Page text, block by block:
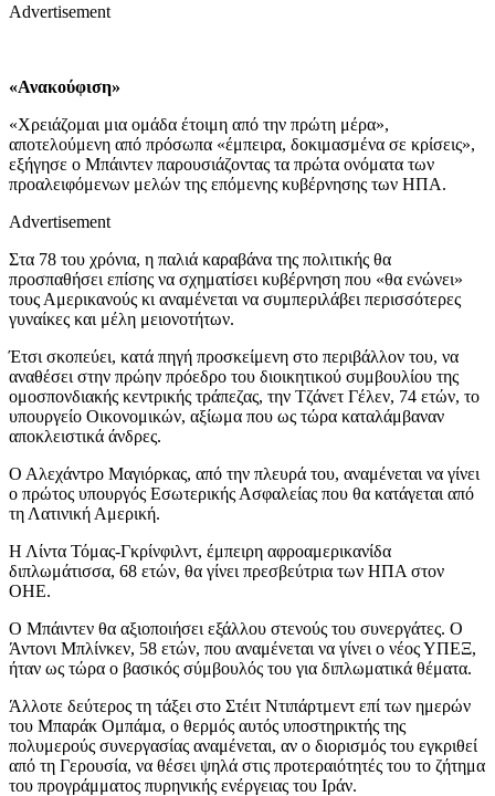
Advertisement
«Ανακούφιση»
«Χρειάζομαι μια ομάδα έτοιμη από την πρώτη μέρα»,
αποτελούμενη από πρόσωπα «έμπειρα, δοκιμασμένα σε κρίσεις»,
εξήγησε ο Μπάιντεν παρουσιάζοντας τα πρώτα ονόματα των
προαλειφόμενων μελών της επόμενης κυβέρνησης των ΗΠΑ.
Advertisement
Στα 78 του χρόνια, η παλιά καραβάνα της πολιτικής θα
προσπαθήσει επίσης να σχηματίσει κυβέρνηση που «θα ενώνει»
τους Αμερικανούς κι αναμένεται να συμπεριλάβει περισσότερες
γυναίκες και μέλη μειονοτήτων.
Έτσι σκοπεύει, κατά πηγή προσκείμενη στο περιβάλλον του, να
αναθέσει στην πρώην πρόεδρο του διοικητικού συμβουλίου της
ομοσπονδιακής κεντρικής τράπεζας, την Τζάνετ Γέλεν, 74 ετών, το
υπουργείο Οικονομικών, αξίωμα που ως τώρα καταλάμβαναν
αποκλειστικά άνδρες.
Ο Αλεχάντρο Μαγιόρκας, από την πλευρά του, αναμένεται να γίνει
ο πρώτος υπουργός Εσωτερικής Ασφαλείας που θα κατάγεται από
τη Λατινική Αμερική.
Η Λίντα Τόμας-Γκρίνφιλντ, έμπειρη αφροαμερικανίδα
διπλωμάτισσα, 68 ετών, θα γίνει πρεσβεύτρια των ΗΠΑ στον
ΟΗΕ.
Ο Μπάιντεν θα αξιοποιήσει εξάλλου στενούς του συνεργάτες. Ο
Άντονι Μπλίνκεν, 58 ετών, που αναμένεται να γίνει ο νέος ΥΠΕΞ,
ήταν ως τώρα ο βασικός σύμβουλός του για διπλωματικά θέματα.
Άλλοτε δεύτερος τη τάξει στο Στέιτ Ντιπάρτμεντ επί των ημερών
του Μπαράκ Ομπάμα, ο θερμός αυτός υποστηρικτής της
πολυμερούς συνεργασίας αναμένεται, αν ο διορισμός του εγκριθεί
από τη Γερουσία, να θέσει ψηλά στις προτεραιότητές του το ζήτημα
του προγράμματος πυρηνικής ενέργειας του Ιράν.